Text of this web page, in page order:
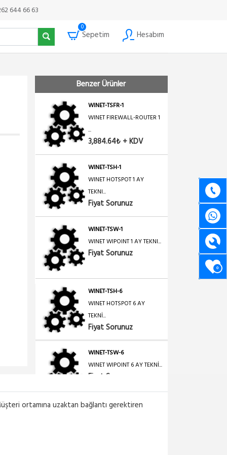
644 66 63
0
Sepetim Hesabım
0
Benzer Ürünler
WINET HOTSPOT 3 AY
Fiyat Sorunuz
WINET-TSFR-1
WINET FIREWALL-ROUTER 1
...
3,884.64₺ + KDV
WINET-TSH-1
WINET HOTSPOT 1 AY
TEKNI...
Fiyat Sorunuz
WINET-TSW-1
WINET WIPOINT 1 AY TEKNI...
Fiyat Sorunuz
WINET-TSH-6
WINET HOTSPOT 6 AY
TEKNİ...
Fiyat Sorunuz
WINET-TSW-6
WINET WIPOINT 6 AY TEKNİ...
Fiyat Sorunuz
ortamına uzaktan bağlantı gerektiren